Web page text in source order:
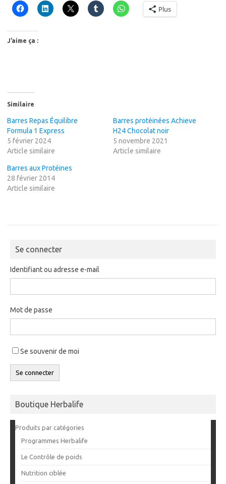
Plus
J’aime ça :
Similaire
Barres Repas Équilibre
Formula 1 Express
5 février 2024
Article similaire
Barres protéinées Achieve
H24 Chocolat noir
5 novembre 2021
Article similaire
Barres aux Protéines
28 février 2014
Article similaire
Se connecter
Identifiant ou adresse e-mail
Mot de passe
Se souvenir de moi
Se connecter
Boutique Herbalife
Produits par catégories
Programmes Herbalife
Le Contrôle de poids
Nutrition ciblée